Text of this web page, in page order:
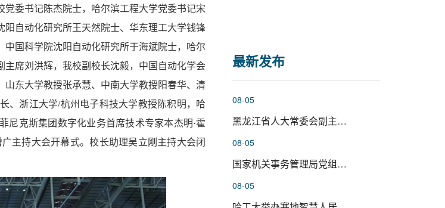
最新发布
08-05
黑龙江省人大常委会副主任、党组...
08-05
国家机关事务管理局党组成员杨有...
08-05
委书记陈杰院士，哈尔滨工程大学党委书记宋
自动化研究所王天然院士、华东理工大学钱锋
国科学院沈阳自动化研究所于海斌院士，哈尔
席刘洪辉，我校副校长沈毅，中国自动化学会
东大学教授张承慧、中南大学教授阳春华、清
、浙江大学/杭州电子科技大学教授陈积明，哈
尼克斯集团数字化业务首席技术专家本杰明·霍
主持大会开幕式。校长助理吴立刚主持大会闭